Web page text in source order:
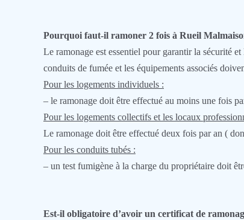
Pourquoi faut-il ramoner 2 fois à Rueil
Le ramonage est essentiel pour garantir la sécurité
conduits de fumée et les équipements associés
Pour les logements individuels :
– le ramonage doit être effectué au moins une fois
Pour les logements collectifs et les locaux
Le ramonage doit être effectué deux fois par an (
Pour les conduits tubés :
– un test fumigène à la charge du propriétaire doit
Est-il obligatoire d’avoir un certificat de